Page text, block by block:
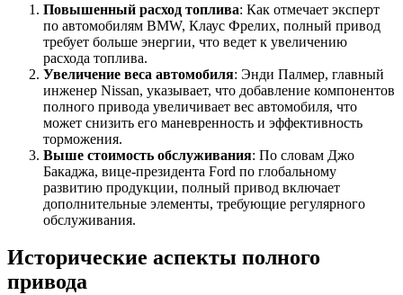
Повышенный расход топлива: Как отмечает эксперт
по автомобилям BMW, Клаус Фрелих, полный привод
требует больше энергии, что ведет к увеличению
расхода топлива.
Увеличение веса автомобиля: Энди Палмер, главный
инженер Nissan, указывает, что добавление компонентов
полного привода увеличивает вес автомобиля, что
может снизить его маневренность и эффективность
торможения.
Выше стоимость обслуживания: По словам Джо
Бакаджа, вице-президента Ford по глобальному
развитию продукции, полный привод включает
дополнительные элементы, требующие регулярного
обслуживания.
Исторические аспекты полного
привода